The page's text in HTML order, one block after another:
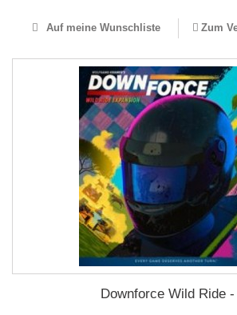
Auf meine Wunschliste Zum
Downforce Wild Ride -